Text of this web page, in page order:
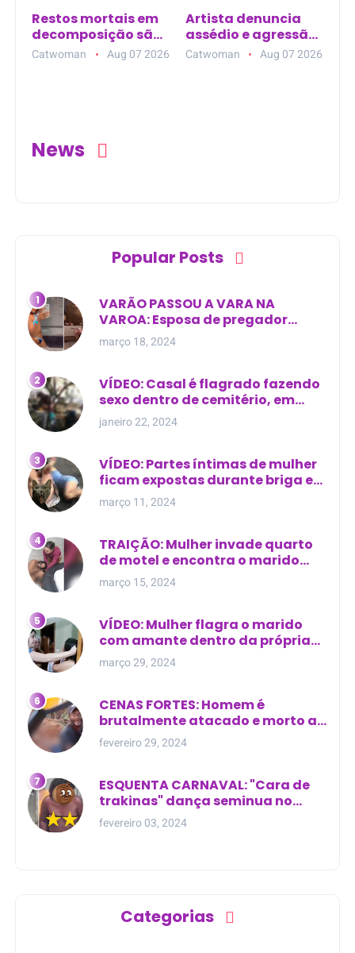
Restos mortais em
decomposição são
encontrados em
plantação de
Catwoman Aug 07 2026
Artista denuncia
assédio e agressão
no Mercadão 2000,
em Santarém (PA)
Catwoman Aug 07 2026
News
Popular Posts
VARÃO PASSOU A VARA NA
VAROA: Esposa de pregador
evangélico descobre
relacionamento extra-conjugal
março 18, 2024
VÍDEO: Casal é flagrado fazendo
sexo dentro de cemitério, em
cima de túmulo no Maranhão
janeiro 22, 2024
VÍDEO: Partes íntimas de mulher
ficam expostas durante briga em
Manaus
março 11, 2024
TRAIÇÃO: Mulher invade quarto
de motel e encontra o marido
com outra na cama
março 15, 2024
VÍDEO: Mulher flagra o marido
com amante dentro da própria
residência
março 29, 2024
CENAS FORTES: Homem é
brutalmente atacado e morto a
golpes de facão em joão lisboa
fevereiro 29, 2024
ESQUENTA CARNAVAL: "Cara de
trakinas" dança seminua no
meio da rua na Bahia
fevereiro 03, 2024
Categorias